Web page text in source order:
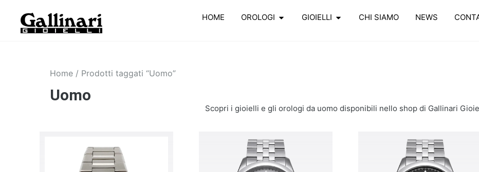
HOME OROLOGI GIOIELLI CHI SIAMO NEWS
Home / Prodotti taggati “Uomo”
Uomo
Scopri i gioielli e gli orologi da uomo disponibili nello shop di Gallinari